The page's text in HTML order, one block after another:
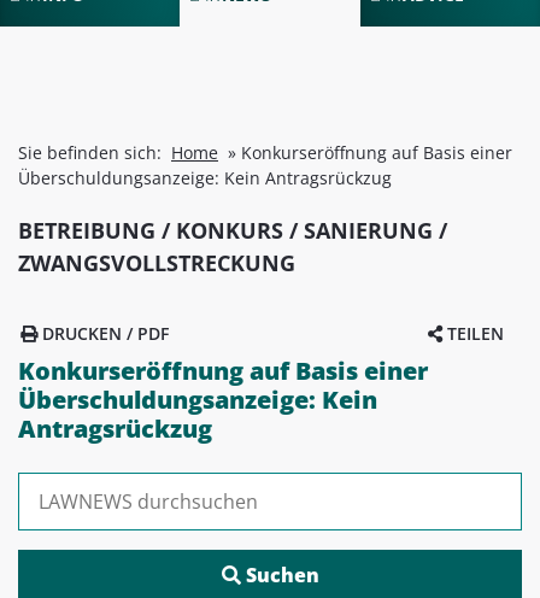
Sie befinden sich: Home » Konkurseröffnung auf Basis einer
Überschuldungsanzeige: Kein Antragsrückzug
BETREIBUNG / KONKURS / SANIERUNG /
ZWANGSVOLLSTRECKUNG
TEILEN
DRUCKEN / PDF
Konkurseröffnung auf Basis einer
Überschuldungsanzeige: Kein
Antragsrückzug